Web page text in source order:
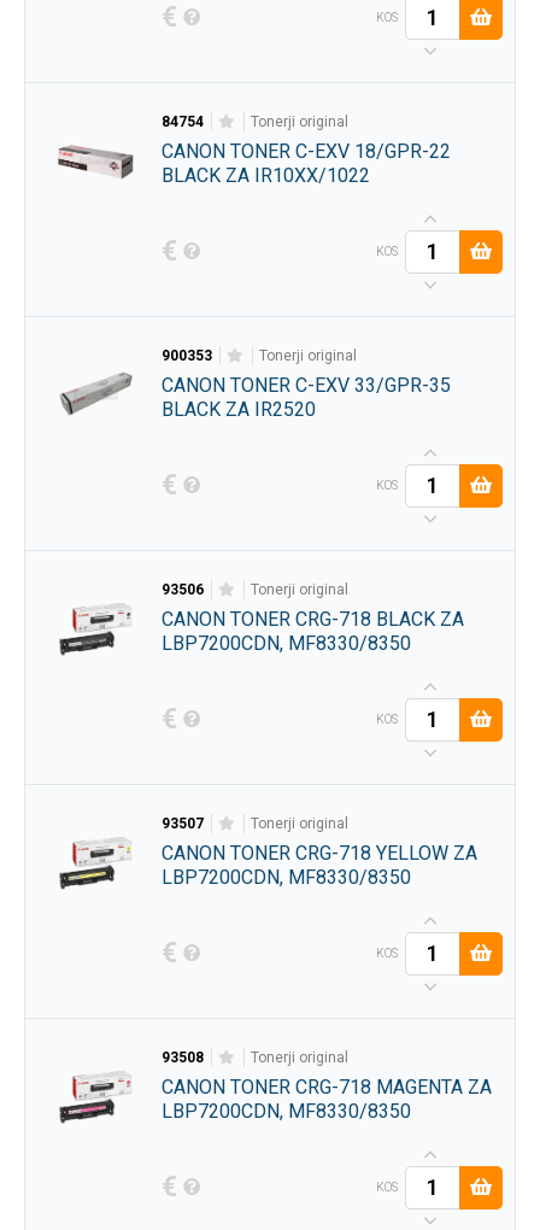
€ KOS
84754 tonerji original
CANON TONER C-EXV 18/GPR-22
BLACK ZA IR10XX/1022
€ KOS
900353 tonerji original
CANON TONER C-EXV 33/GPR-35
BLACK ZA IR2520
€ KOS
93506 tonerji original
CANON TONER CRG-718 BLACK ZA
LBP7200CDN, MF8330/8350
€ KOS
93507 tonerji original
CANON TONER CRG-718 YELLOW ZA
LBP7200CDN, MF8330/8350
€ KOS
93508 tonerji original
CANON TONER CRG-718 MAGENTA ZA
LBP7200CDN, MF8330/8350
€ KOS